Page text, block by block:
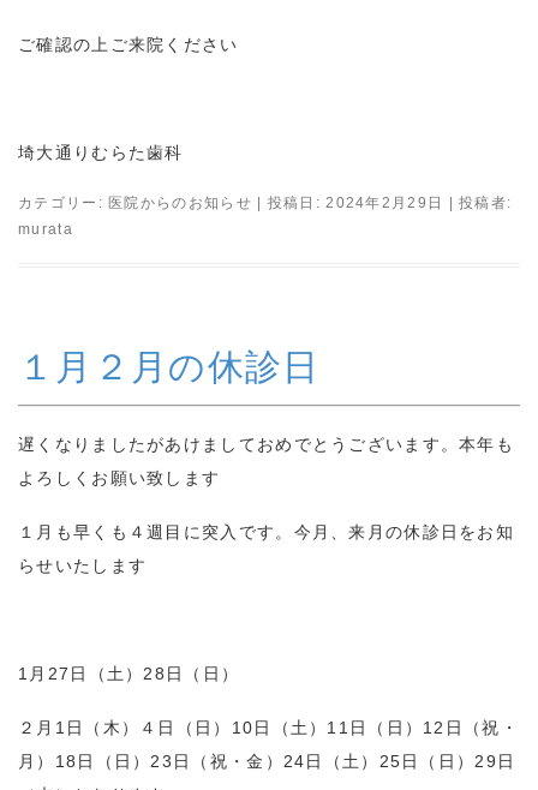
ご確認の上ご来院ください
埼大通りむらた歯科
カテゴリー: 医院からのお知らせ | 投稿日:2024年2月29日 |投稿者:
murata
１月２月の休診日
遅くなりましたがあけましておめでとうございます。本年も
よろしくお願い致します
１月も早くも４週目に突入です。今月、来月の休診日をお知
らせいたします
1月27日（土）28日（日）
２月1日（木）４日（日）10日（土）11日（日）12日（祝・
月）18日（日）23日（祝・金）24日（土）25日（日）29日